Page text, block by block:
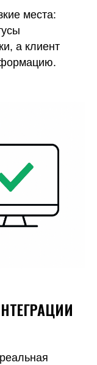
места:
а клиент